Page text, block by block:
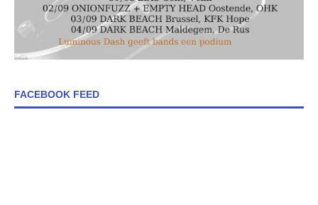
FACEBOOK FEED